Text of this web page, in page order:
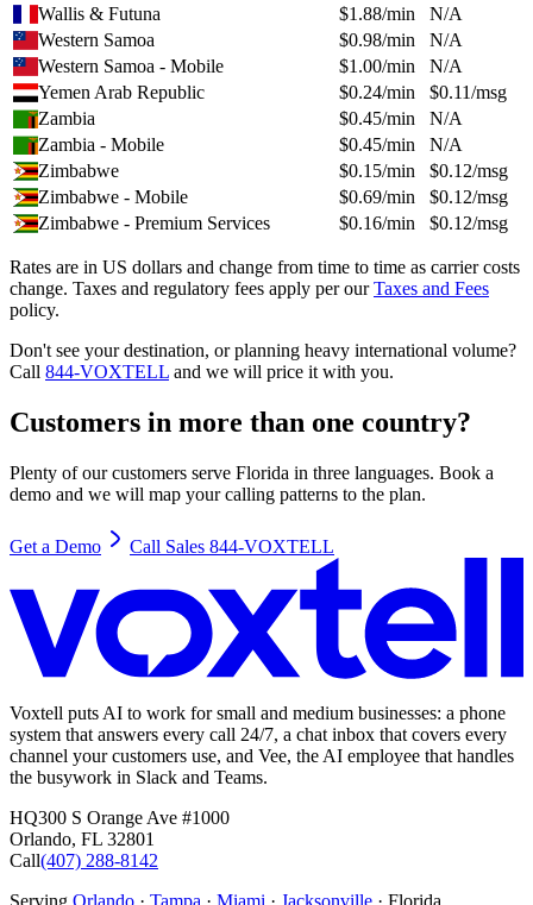
Wallis & Futuna
$1.88/min
N/A
Western Samoa
$0.98/min
N/A
Western Samoa - Mobile
$1.00/min
N/A
Yemen Arab Republic
$0.24/min $0.11/msg
Zambia
$0.45/min
N/A
Zambia - Mobile
$0.45/min
N/A
Zimbabwe
$0.15/min $0.12/msg
Zimbabwe - Mobile
$0.69/min $0.12/msg
Zimbabwe - Premium Services
$0.16/min $0.12/msg
Rates are in US dollars and change from time to time as carrier costs
change. Taxes and regulatory fees apply per our Taxes and Fees
policy.
Don't see your destination, or planning heavy international volume?
Call 844-VOXTELL and we will price it with you.
Customers in more than one country?
Plenty of our customers serve Florida in three languages. Book a
demo and we will map your calling patterns to the plan.
Get a Demo Call Sales 844-VOXTELL
Voxtell puts AI to work for small and medium businesses: a phone
system that answers every call 24/7, a chat inbox that covers every
channel your customers use, and Vee, the AI employee that handles
the busywork in Slack and Teams.
HQ300 S Orange Ave #1000
Orlando, FL 32801
Call(407) 288-8142